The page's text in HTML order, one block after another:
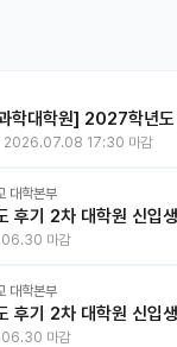
학대학원] 2027학년도
2026.07.08 17:30 마감
대학본부
후기 2차 대학원 신입
마감
대학본부
후기 2차 대학원 신입
마감